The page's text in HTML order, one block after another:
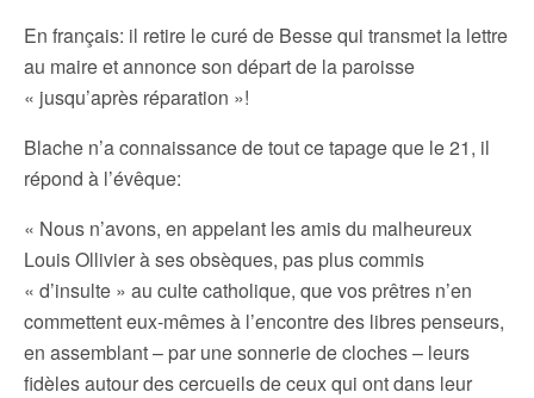
En français: il retire le curé de Besse qui transmet la lettre
au maire et annonce son départ de la paroisse
« jusqu’après réparation »!
Blache n’a connaissance de tout ce tapage que le 21, il
répond à l’évêque:
« Nous n’avons, en appelant les amis du malheureux
Louis Ollivier à ses obsèques, pas plus commis
« d’insulte » au culte catholique, que vos prêtres n’en
commettent eux-mêmes à l’encontre des libres penseurs,
en assemblant – par une sonnerie de cloches – leurs
fidèles autour des cercueils de ceux qui ont dans leur